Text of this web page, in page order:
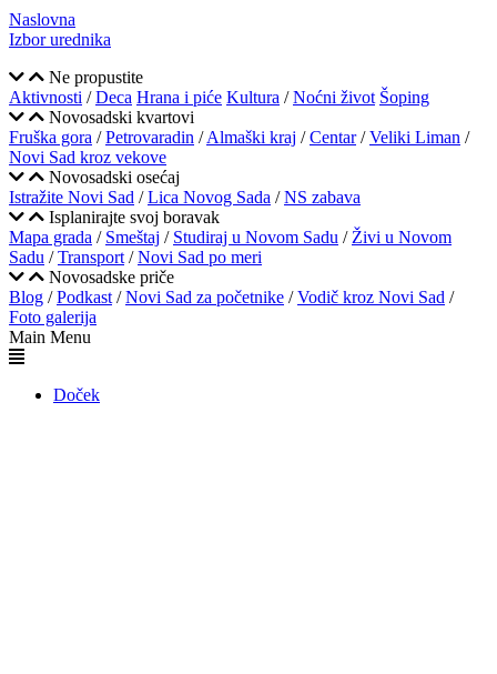
Naslovna
Izbor urednika
Ne propustite
Aktivnosti /Deca Hrana i piće Kultura /Noćni život Šoping
Novosadski kvartovi
Fruška gora /Petrovaradin /Almaški kraj /Centar/Veliki Liman /
Novi Sad kroz vekove
Novosadski osećaj
Istražite Novi Sad /Lica Novog Sada /NS zabava
Isplanirajte svoj boravak
Mapa grada / Smeštaj / Studiraj u Novom Sadu / Živi u Novom
Sadu /Transport /Novi Sad po meri
Novosadske priče
Blog /Podkast /Novi Sad za početnike /Vodič kroz Novi Sad /
Foto galerija
Main Menu
Doček